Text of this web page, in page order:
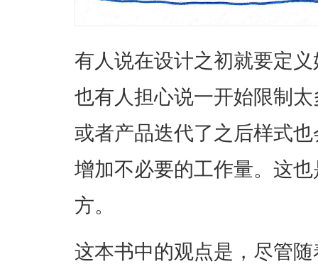
有人说在设计之初就要定
也有人担心说一开始限制
或者产品迭代了之后样式
增加不必要的工作量。这
方。
这本书中的观点是，尽管